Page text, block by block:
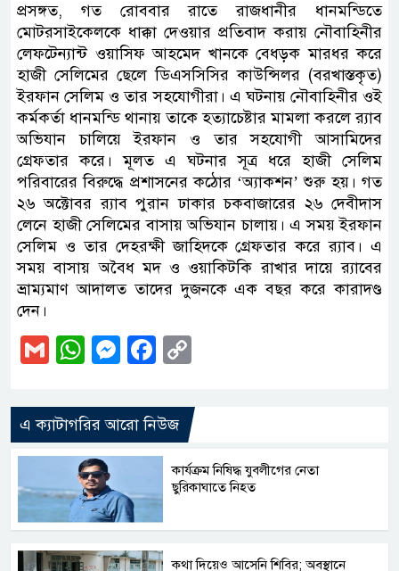
প্রসঙ্গত, গত রোববার রাতে রাজধানীর ধানমন্ডিতে
মোটরসাইকেলকে ধাক্কা দেওয়ার প্রতিবাদ করায় নৌবাহিনীর
লেফটেন্যান্ট ওয়াসিফ আহমেদ খানকে বেধড়ক মারধর করে
হাজী সেলিমের ছেলে ডিএসসিসির কাউন্সিলর (বরখাস্তকৃত)
ইরফান সেলিম ও তার সহযোগীরা। এ ঘটনায় নৌবাহিনীর ওই
কর্মকর্তা ধানমন্ডি থানায় তাকে হত্যাচেষ্টার মামলা করলে র‌্যাব
অভিযান চালিয়ে ইরফান ও তার সহযোগী আসামিদের
গ্রেফতার করে। মূলত এ ঘটনার সূত্র ধরে হাজী সেলিম
পরিবারের বিরুদ্ধে প্রশাসনের কঠোর ‘অ্যাকশন’ শুরু হয়। গত
২৬ অক্টোবর র‌্যাব পুরান ঢাকার চকবাজারের ২৬ দেবীদাস
লেনে হাজী সেলিমের বাসায় অভিযান চালায়। এ সময় ইরফান
সেলিম ও তার দেহরক্ষী জাহিদকে গ্রেফতার করে র‌্যাব। এ
সময় বাসায় অবৈধ মদ ও ওয়াকিটকি রাখার দায়ে র‌্যাবের
ভ্রাম্যমাণ আদালত তাদের দুজনকে এক বছর করে কারাদণ্ড
দেন।
GmailWhatsApp
Messenger
Facebook
এ ক্যাটাগরির আরো নিউজ
কার্যক্রম নিষিদ্ধ যুবলীগের নেতা
ছুরিকাঘাতে নিহত
কথা দিয়েও আসেনি শিবির; অবস্থানে